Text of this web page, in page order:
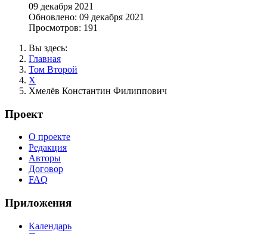
09 декабря 2021
Обновлено: 09 декабря 2021
Просмотров: 191
Вы здесь:
Главная
Том Второй
Х
Хмелёв Константин Филиппович
Проект
О проекте
Редакция
Авторы
Договор
FAQ
Приложения
Календарь